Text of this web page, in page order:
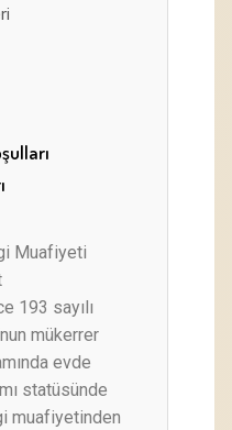
Muafiyeti
193 sayılı
mükerrer
evde
statüsünde
muafiyetinden